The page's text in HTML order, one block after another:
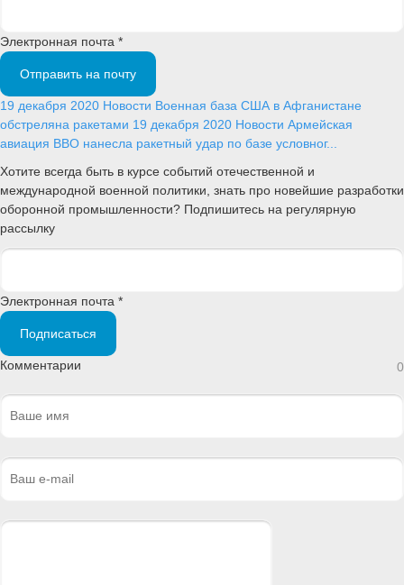
Электронная почта *
Отправить на почту
19 декабря 2020 Новости Военная база США в Афганистане
обстреляна ракетами 19 декабря 2020 Новости Армейская
авиация ВВО нанесла ракетный удар по базе условног...
Хотите всегда быть в курсе событий отечественной и
международной военной политики, знать про новейшие разработки
оборонной промышленности? Подпишитесь на регулярную
рассылку
Электронная почта *
Подписаться
Комментарии 0